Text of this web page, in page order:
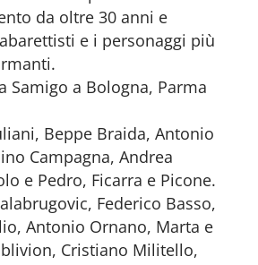
da oltre 30 anni e
e i personaggi più
Samigo a Bologna, Parma
Beppe Braida, Antonio
Campagna, Andrea
e Pedro, Ficarra e Picone.
Federico Basso,
Antonio Ornano, Marta e
Cristiano Militello,